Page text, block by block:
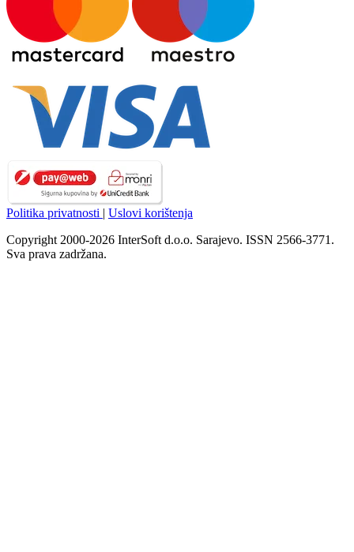
Politika privatnosti | Uslovi korištenja
Copyright 2000-2026 InterSoft d.o.o. Sarajevo. ISSN 2566-3771.
Sva prava zadržana.